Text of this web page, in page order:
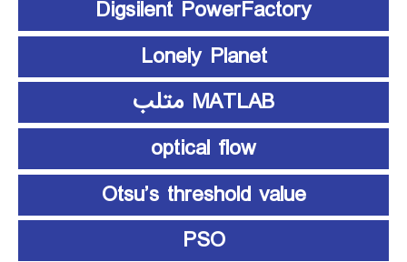
Digsilent PowerFactory
Lonely Planet
MATLAB متلب
optical flow
Otsu’s threshold value
PSO